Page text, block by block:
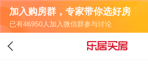
加入购房群，专家带你选好房
已有46950人加入微信群参与讨论